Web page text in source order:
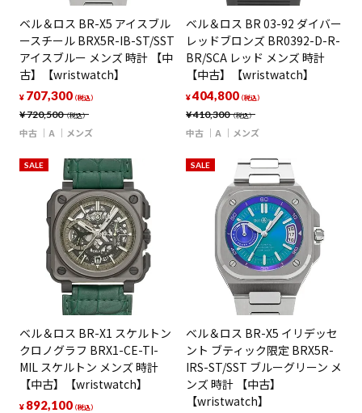
ベル＆ロス BR-X5 アイスブル
ースチール BRX5R-IB-ST/SST
アイスブルー メンズ 時計 【中
古】【wristwatch】
¥720,500（税込）
¥ 707,300（税込）
中古 A メンズ
ベル＆ロス BR 03-92 ダイバー
レッドブロンズ BR0392-D-R-
BR/SCA レッド メンズ 時計
【中古】【wristwatch】
¥410,300（税込）
¥404,800（税込）
中古 A メンズ
SALE
ベル＆ロス BR-X1 スケルトン
クロノグラフ BRX1-CE-TI-
MIL スケルトン メンズ 時計
【中古】【wristwatch】
¥ 892,100（税込）
SALE
ベル＆ロス BR-X5 イリデッセ
ント ブティック限定 BRX5R-
IRS-ST/SST ブルーグリーン メ
ンズ 時計 【中古】
【wristwatch】